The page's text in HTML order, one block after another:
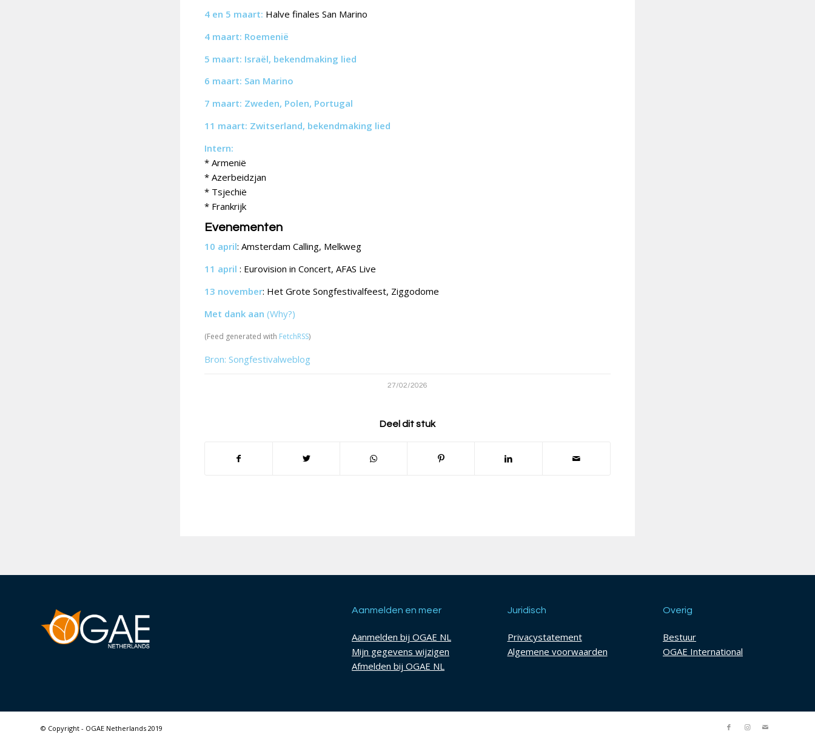
4 en 5 maart: Halve finales San Marino
4 maart: Roemenië
5 maart: Israël, bekendmaking lied
6 maart: San Marino
7 maart: Zweden, Polen, Portugal
11 maart: Zwitserland, bekendmaking lied
Intern:
* Armenië
* Azerbeidzjan
* Tsjechië
* Frankrijk
Evenementen
10 april: Amsterdam Calling, Melkweg
11 april : Eurovision in Concert, AFAS Live
13 november: Het Grote Songfestivalfeest, Ziggodome
Met dank aan (Why?)
(Feed generated with FetchRSS)
Bron: Songfestivalweblog
27/02/2026
Deel dit stuk
Aanmelden en meer
Aanmelden bij OGAE NL
Mijn gegevens wijzigen
Afmelden bij OGAE NL
Juridisch
Privacystatement
Algemene voorwaarden
Overig
Bestuur
OGAE International
© Copyright - OGAE Netherlands 2019